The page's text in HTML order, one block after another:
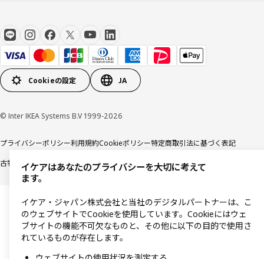
Cookieの設定 JA
© Inter IKEA Systems B.V 1999-2026
プライバシーポリシー利用規約Cookieポリシー特定商取引法に基づく表記
古物営業法に基づく表記
イケアはあなたのプライバシーを大切に考えて
ます。
イケア・ジャパン株式会社と当社のデジタルパートナーは、こ
のウェブサイトでCookieを使用しています。Cookieにはウェ
ブサイトの機能不可欠なものと、その他に以下の目的で使用さ
れているものが存在します。